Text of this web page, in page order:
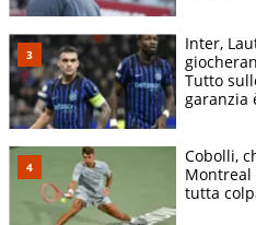
Inter,
Tutto
garanzia
Cobolli,
Montreal
tutta